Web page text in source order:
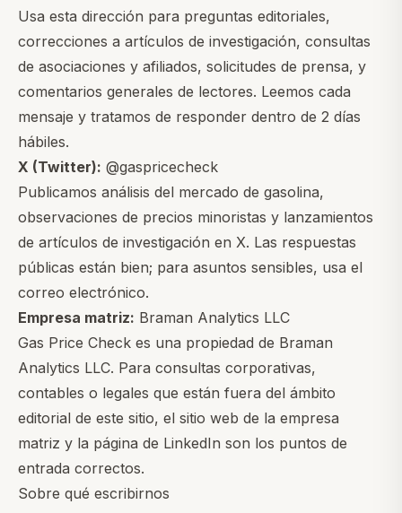
Usa esta dirección para preguntas editoriales,
correcciones a artículos de investigación, consultas
de asociaciones y afiliados, solicitudes de prensa, y
comentarios generales de lectores. Leemos cada
mensaje y tratamos de responder dentro de 2 días
hábiles.
X (Twitter): @gaspricecheck
Publicamos análisis del mercado de gasolina,
observaciones de precios minoristas y lanzamientos
de artículos de investigación en X. Las respuestas
públicas están bien; para asuntos sensibles, usa el
correo electrónico.
Empresa matriz: Braman Analytics LLC
Gas Price Check es una propiedad de Braman
Analytics LLC. Para consultas corporativas,
contables o legales que están fuera del ámbito
editorial de este sitio, el sitio web de la empresa
matriz y la página de LinkedIn son los puntos de
entrada correctos.
Sobre qué escribirnos